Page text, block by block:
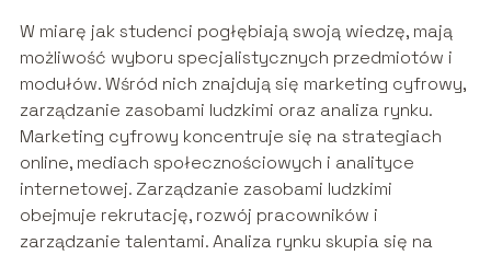
W miarę jak studenci pogłębiają swoją wiedzę, mają
możliwość wyboru specjalistycznych przedmiotów i
modułów. Wśród nich znajdują się marketing cyfrowy,
zarządzanie zasobami ludzkimi oraz analiza rynku.
Marketing cyfrowy koncentruje się na strategiach
online, mediach społecznościowych i analityce
internetowej. Zarządzanie zasobami ludzkimi
obejmuje rekrutację, rozwój pracowników i
zarządzanie talentami. Analiza rynku skupia się na